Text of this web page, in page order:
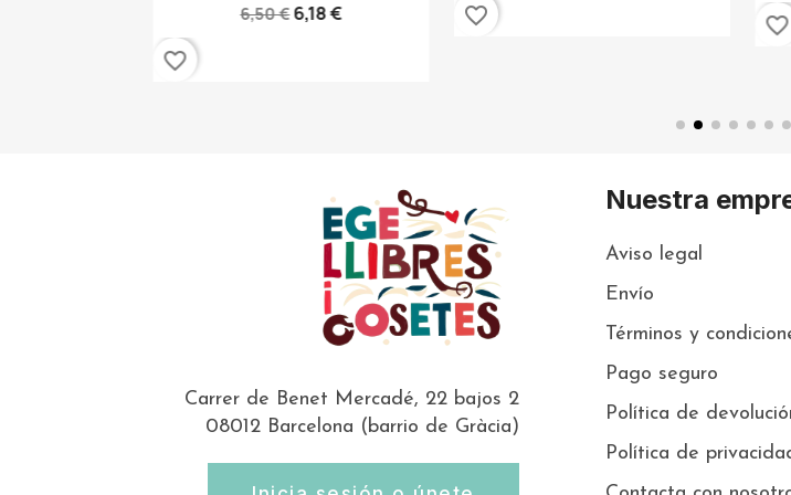
6,50 €6,18 €
favorite_border
favorite_border favorite_border
Carrer de Benet Mercadé, 22 bajos 2
08012 Barcelona (barrio de Gràcia)
Nuestra
Aviso legal
Envío
Términos y
Pago seguro
Política de
Política de